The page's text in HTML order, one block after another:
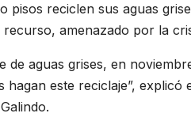
pisos reciclen sus aguas
amenazado por la
de aguas grises, en
este reciclaje”,